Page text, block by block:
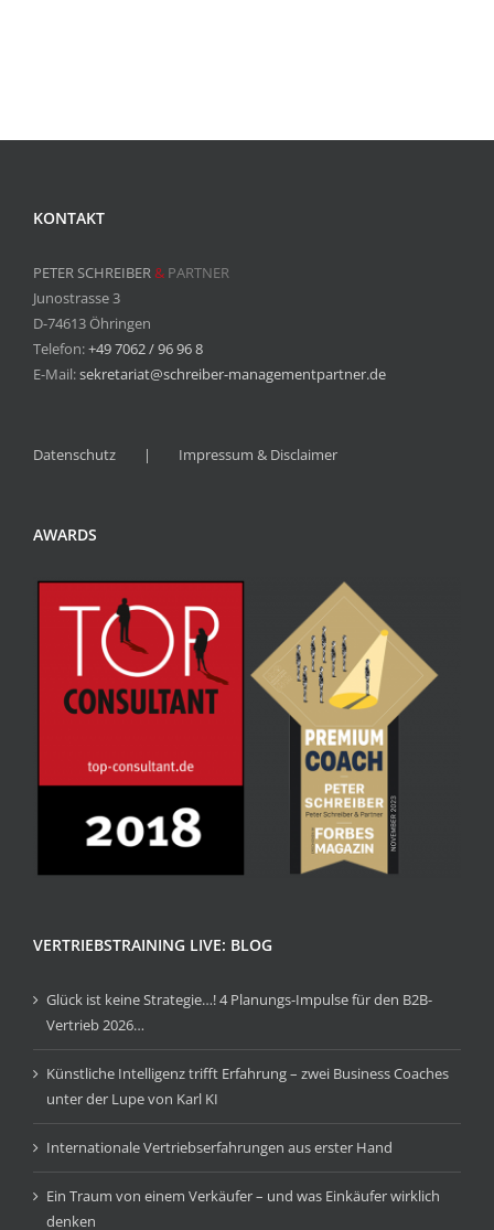
KONTAKT
PETER SCHREIBER& PARTNER
Junostrasse 3
D-74613 Öhringen
Telefon:+49 7062 / 96 96 8
E-Mail:sekretariat@schreiber-managementpartner.de
Datenschutz Impressum & Disclaimer
AWARDS
VERTRIEBSTRAINING LIVE: BLOG
Glück ist keine Strategie…! 4 Planungs-Impulse für den B2B-
Vertrieb 2026…
Künstliche Intelligenz trifft Erfahrung – zwei Business Coaches
unter der Lupe von Karl KI
Internationale Vertriebserfahrungen aus erster Hand
Ein Traum von einem Verkäufer – und was Einkäufer wirklich
denken